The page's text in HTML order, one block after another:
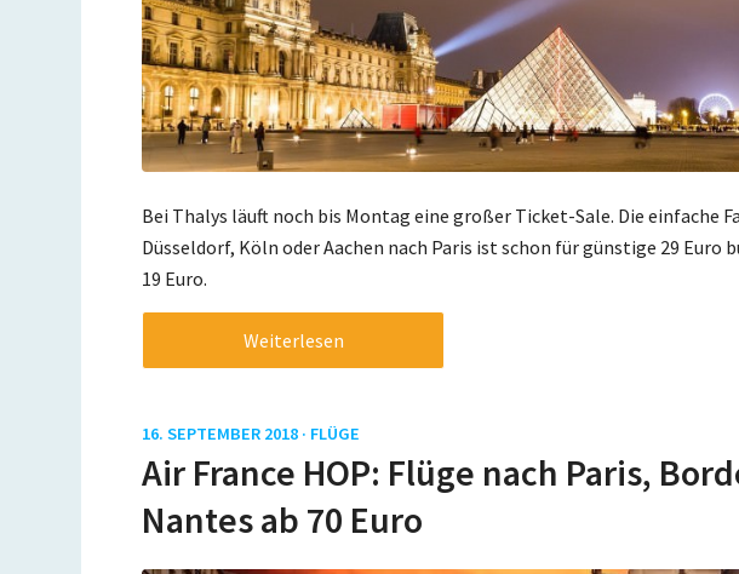
Bei Thalys läuft noch bis Montag eine großer Ticket-Sale. Die einfache
Düsseldorf, Köln oder Aachen nach Paris ist schon für günstige 29 Euro
19 Euro.
Weiterlesen
16. SEPTEMBER 2018 · FLÜGE
Air France HOP: Flüge nach Paris,
Nantes ab 70 Euro